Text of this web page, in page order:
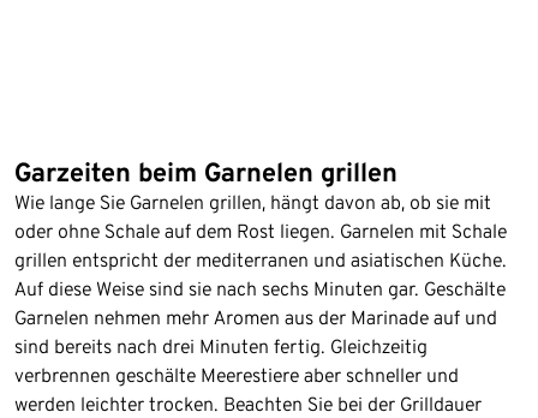
Garzeiten beim Garnelen grillen
Wie lange Sie Garnelen grillen, hängt davon ab, ob sie mit
oder ohne Schale auf dem Rost liegen. Garnelen mit Schale
grillen entspricht der mediterranen und asiatischen Küche.
Auf diese Weise sind sie nach sechs Minuten gar. Geschälte
Garnelen nehmen mehr Aromen aus der Marinade auf und
sind bereits nach drei Minuten fertig. Gleichzeitig
verbrennen geschälte Meerestiere aber schneller und
werden leichter trocken. Beachten Sie bei der Grilldauer